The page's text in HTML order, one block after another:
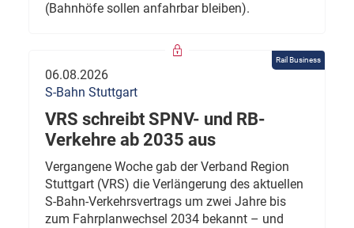
(Bahnhöfe sollen anfahrbar bleiben).
Rail Business
06.08.2026
S-Bahn Stuttgart
VRS schreibt SPNV- und RB-
Verkehre ab 2035 aus
Vergangene Woche gab der Verband Region
Stuttgart (VRS) die Verlängerung des aktuellen
S-Bahn-Verkehrsvertrags um zwei Jahre bis
zum Fahrplanwechsel 2034 bekannt – und